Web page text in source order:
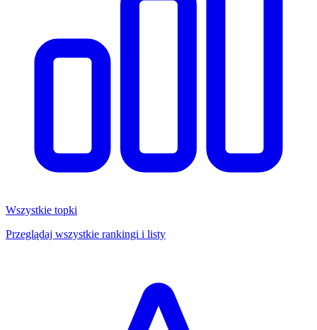
Wszystkie topki
Przeglądaj wszystkie rankingi i listy